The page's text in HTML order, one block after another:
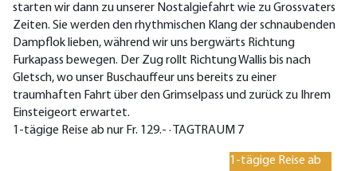
starten wir dann zu unserer Nostalgiefahrt wie zu Grossvaters
Zeiten. Sie werden den rhythmischen Klang der schnaubenden
Dampflok lieben, während wir uns bergwärts Richtung
Furkapass bewegen. Der Zug rollt Richtung Wallis bis nach
Gletsch, wo unser Buschauffeur uns bereits zu einer
traumhaften Fahrt über den Grimselpass und zurück zu Ihrem
Einsteigeort erwartet.
1-tägige Reise ab nur Fr. 129.- · TAGTRAUM 7
1-tägige Reise ab